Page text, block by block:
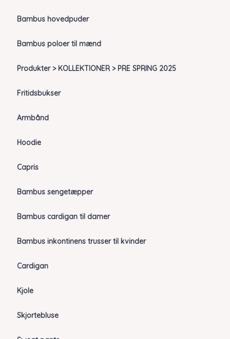
Bambus hovedpuder
Bambus poloer til mænd
Produkter > KOLLEKTIONER > PRE SPRING 2025
Fritidsbukser
Armbånd
Hoodie
Capris
Bambus sengetæpper
Bambus cardigan til damer
Bambus inkontinens trusser til kvinder
Cardigan
Kjole
Skjortebluse